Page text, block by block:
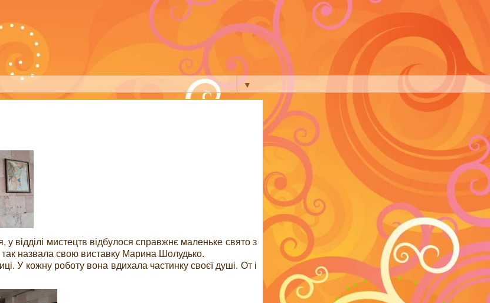
▼
відділі мистецтв відбулося справжнє маленьке свято з
так назвала свою виставку Марина Шолудько.
У кожну роботу вона вдихала частинку своєї душі. От і